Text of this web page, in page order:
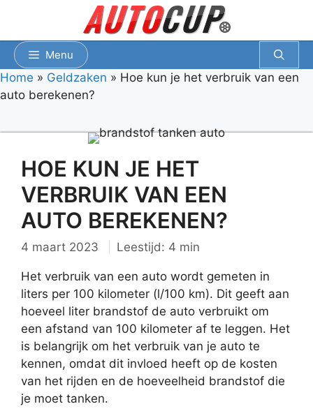
inhoud
Menu
Home » Geldzaken » Hoe kun je het verbruik van een
auto berekenen?
HOE KUN JE HET
VERBRUIK VAN EEN
AUTO BEREKENEN?
4 maart 2023 Leestijd: 4 min
Het verbruik van een auto wordt gemeten in
liters per 100 kilometer (l/100 km). Dit geeft aan
hoeveel liter brandstof de auto verbruikt om
een afstand van 100 kilometer af te leggen. Het
is belangrijk om het verbruik van je auto te
kennen, omdat dit invloed heeft op de kosten
van het rijden en de hoeveelheid brandstof die
je moet tanken.